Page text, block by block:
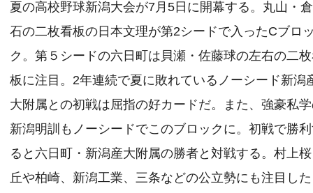
夏の高校野球新潟大会が7月5日に開幕する。丸山・倉
石の二枚看板の日本文理が第2シードで入ったCブロ
ク。第５シードの六日町は貝瀬・佐藤球の左右の二
板に注目。2年連続で夏に敗れているノーシード新潟
大附属との初戦は屈指の好カードだ。また、強豪私
新潟明訓もノーシードでこのブロックに。初戦で勝
ると六日町・新潟産大附属の勝者と対戦する。村上
丘や柏崎、新潟工業、三条などの公立勢にも注目した